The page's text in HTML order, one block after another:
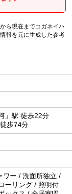
ら現在までコガネイハ
報を元に生成した参考
」駅 徒歩22分
歩74分
ワー / 洗面所独立 /
ーリング / 照明付